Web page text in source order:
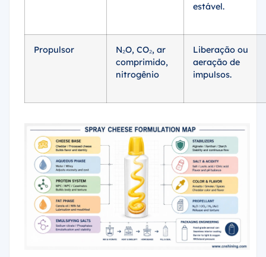
estável.
Propulsor
N₂O, CO₂, ar
comprimido,
nitrogênio
Liberação ou
aeração de
impulsos.